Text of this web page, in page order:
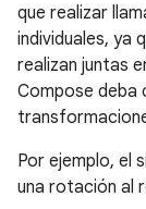
que realizar
individuales, ya
realizan juntas
Compose deba
Por ejemplo, el
una rotación al